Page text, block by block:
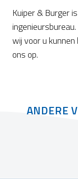
Kuiper & Burger
wij voor u
ons op.
ANDERE